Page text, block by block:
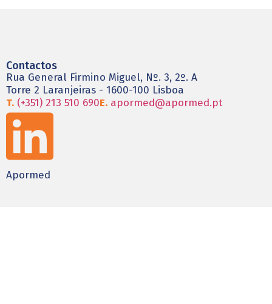
Contactos
Rua General Firmino Miguel, Nº. 3, 2º. A
Torre 2 Laranjeiras - 1600-100 Lisboa
T. (+351) 213 510 690E. apormed@apormed.pt
Apormed